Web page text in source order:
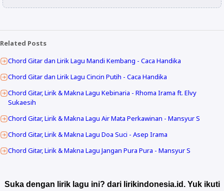
Related Posts
Chord Gitar dan Lirik Lagu Mandi Kembang - Caca Handika
Chord Gitar dan Lirik Lagu Cincin Putih - Caca Handika
Chord Gitar, Lirik & Makna Lagu Kebinaria - Rhoma Irama ft. Elvy
Sukaesih
Chord Gitar, Lirik & Makna Lagu Air Mata Perkawinan - Mansyur S
Chord Gitar, Lirik & Makna Lagu Doa Suci - Asep Irama
Chord Gitar, Lirik & Makna Lagu Jangan Pura Pura - Mansyur S
Suka dengan lirik lagu ini? dari lirikindonesia.id. Yuk ikuti